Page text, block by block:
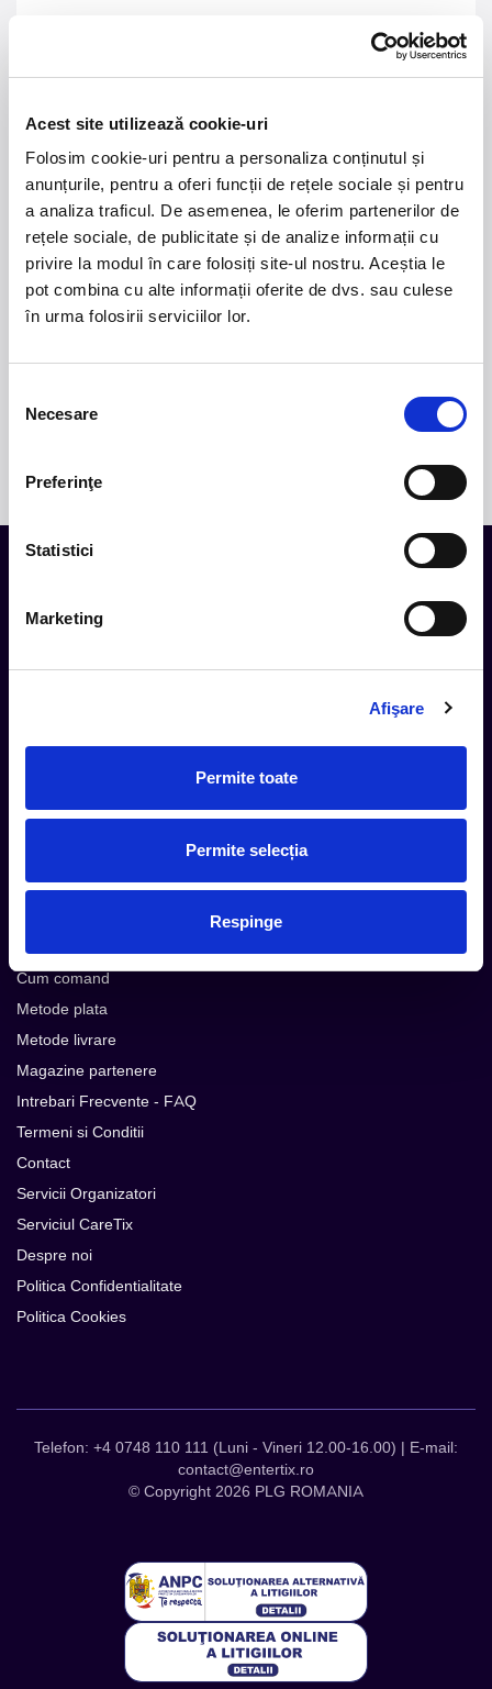
Acest site utilizează cookie-uri
Folosim cookie-uri pentru a personaliza conținutul și
anunțurile, pentru a oferi funcții de rețele sociale și pentru
a analiza traficul. De asemenea, le oferim partenerilor de
rețele sociale, de publicitate și de analize informații cu
privire la modul în care folosiți site-ul nostru. Aceștia le
pot combina cu alte informații oferite de dvs. sau culese
în urma folosirii serviciilor lor.
consimțământului
Necesare
Preferinţe
Statistici
Marketing
Afişare
Permite toate
Permite selecția
Respinge
Blackbriar ajunge la București pe 27 septembrie,
pentru un concert la Quantic. Turneul promovează
cel mai nou album al formației, A Thousand Little
Deaths, un material ce explorează teme precum
iubirea, pierderea și moartea prin imagini cinematice,
versuri captivante și puternice sonorități symphonic
metal.
2. 50 YEARS OF BONEY M
originală a celebrului grup Boney M., revine în fața
dedicat celor 50 de ani de muzică și succes
Tot ce te intereseaza, direct in
Cum comand
Metode plata
Metode livrare
Magazine partenere
Intrebari Frecvente - FAQ
Termeni si Conditii
Contact
Servicii Organizatori
Serviciul CareTix
Despre noi
Politica Confidentialitate
Politica Cookies
Telefon: +4 0748 110 111 (Luni - Vineri 12.00-16.00) | E-mail:
contact@entertix.ro
© Copyright 2026 PLG ROMANIA